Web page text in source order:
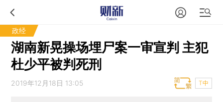
政经
湖南新晃操场埋尸案一审宣判 主犯
杜少平被判死刑
2019年12月18日 13:05 T中